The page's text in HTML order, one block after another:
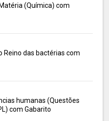
(Química) com
Reino das bactérias com
humanas (Questões
com Gabarito